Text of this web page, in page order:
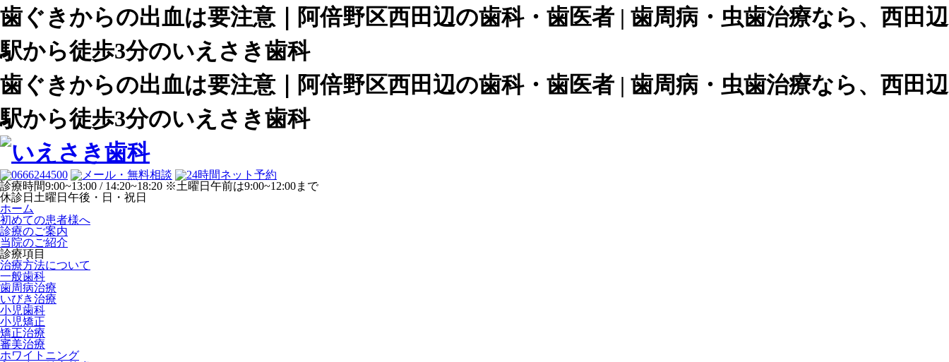
歯ぐきからの出血は要注意｜阿倍野区西田辺の歯科・歯医者 | 歯周病・虫歯治療なら、西田辺
駅から徒歩3分のいえさき歯科
歯ぐきからの出血は要注意｜阿倍野区西田辺の歯科・歯医者 | 歯周病・虫歯治療なら、西田辺
駅から徒歩3分のいえさき歯科
診療時間9:00~13:00 / 14:20~18:20 ※土曜日午前は9:00~12:00まで
休診日 土曜日午後・日・祝日
ホーム
初めての患者様へ
診療のご案内
当院のご紹介
診療項目
治療方法について
一般歯科
歯周病治療
いびき治療
小児歯科
小児矯正
矯正治療
審美治療
ホワイトニング